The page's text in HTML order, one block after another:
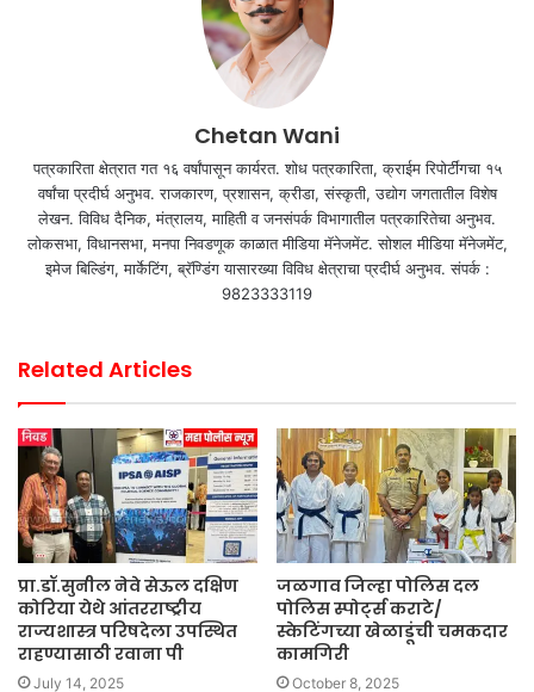
Chetan Wani
पत्रकारिता क्षेत्रात गत १६ वर्षांपासून कार्यरत. शोध पत्रकारिता, क्राईम रिपोर्टींगचा १५
वर्षांचा प्रदीर्घ अनुभव. राजकारण, प्रशासन, क्रीडा, संस्कृती, उद्योग जगतातील विशेष
लेखन. विविध दैनिक, मंत्रालय, माहिती व जनसंपर्क विभागातील पत्रकारितेचा अनुभव.
लोकसभा, विधानसभा, मनपा निवडणूक काळात मीडिया मॅनेजमेंट. सोशल मीडिया मॅनेजमेंट,
इमेज बिल्डिंग, मार्केटिंग, ब्रॅण्डिंग यासारख्या विविध क्षेत्राचा प्रदीर्घ अनुभव. संपर्क :
9823333119
Related Articles
प्रा.डॉ.सुनील नेवे सेऊल दक्षिण
कोरिया येथे आंतरराष्ट्रीय
राज्यशास्त्र परिषदेला उपस्थित
राहण्यासाठी रवाना पी
July 14, 2025
जळगाव जिल्हा पोलिस दल
पोलिस स्पोर्ट्स कराटे/
स्केटिंगच्या खेळाडूंची चमकदार
कामगिरी
October 8, 2025